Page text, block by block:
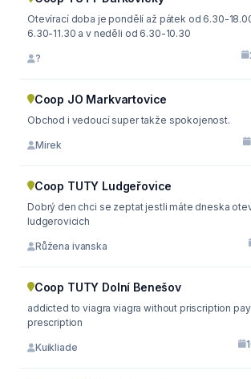
Otevírací doba je pondělí až pátek od 6.30-
6.30-11.30 a v neděli od 6.30-10.30
?
Coop JO Markvartovice
Obchod i vedoucí super takže spokojenost.
Mirek
Coop TUTY Ludgeřovice
Dobrý den chci se zeptat jestli máte dneska
ludgerovicich
Růžena ivanska
Coop TUTY Dolní Benešov
addicted to viagra viagra without priscription
prescription
Kuikliade